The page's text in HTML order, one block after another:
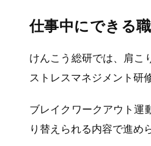
仕事中にできる
けんこう総研では、肩こ
ストレスマネジメント研
ブレイクワークアウト運
り替えられる内容で進め